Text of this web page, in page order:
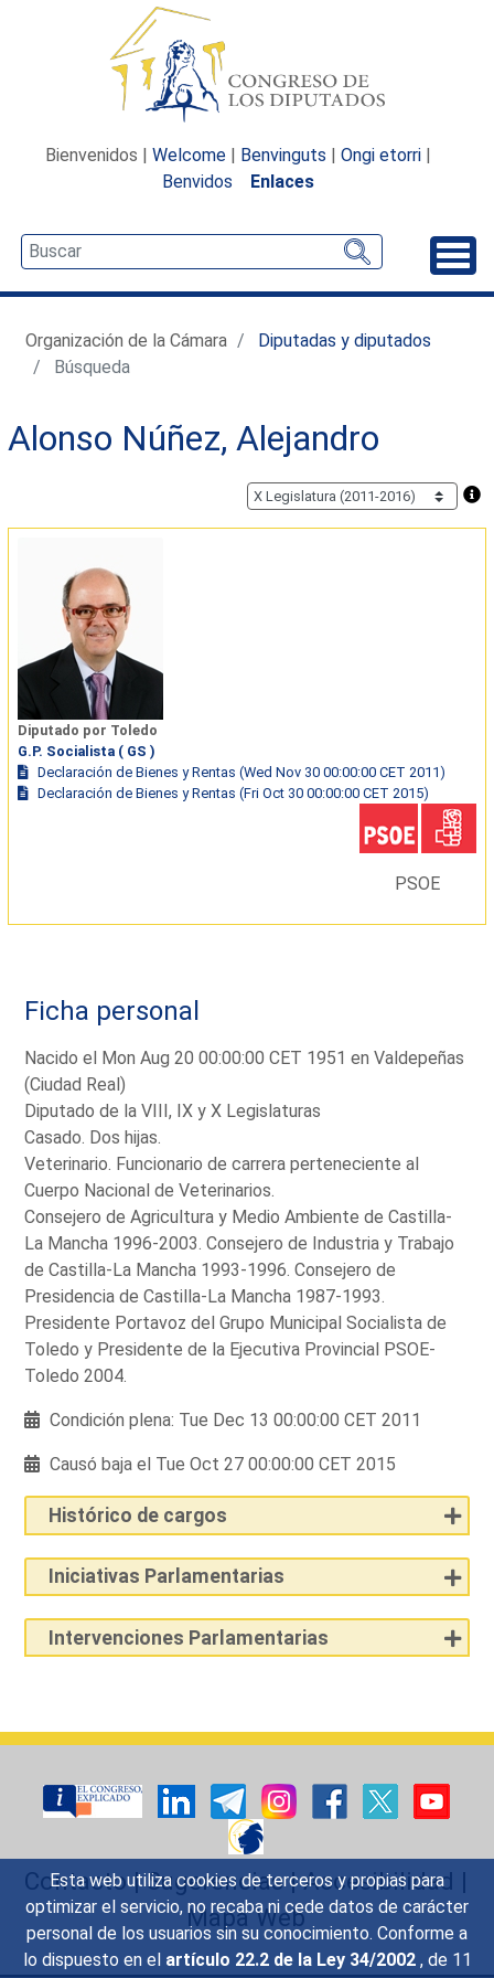
Esta web utiliza cookies de terceros y propias para
optimizar el servicio, no recaba ni cede datos de carácter
personal de los usuarios sin su conocimiento. Conforme a
lo dispuesto en el artículo 22.2 de la Ley 34/2002 , de 11
Bienvenidos | Welcome | Benvinguts | Ongi etorri |
Benvidos
Enlaces
Organización de la Cámara
Diputadas y diputados
Búsqueda
Alonso Núñez, Alejandro
Diputado por Toledo
G.P. Socialista ( GS )
Declaración de Bienes y Rentas (Wed Nov 30 00:00:00 CET 2011)
Declaración de Bienes y Rentas (Fri Oct 30 00:00:00 CET 2015)
PSOE
Ficha personal
Nacido el Mon Aug 20 00:00:00 CET 1951 en Valdepeñas
(Ciudad Real)
Diputado de la VIII, IX y X Legislaturas
Casado. Dos hijas.
Veterinario. Funcionario de carrera perteneciente al
Cuerpo Nacional de Veterinarios.
Consejero de Agricultura y Medio Ambiente de Castilla-
La Mancha 1996-2003. Consejero de Industria y Trabajo
de Castilla-La Mancha 1993-1996. Consejero de
Presidencia de Castilla-La Mancha 1987-1993.
Presidente Portavoz del Grupo Municipal Socialista de
Toledo y Presidente de la Ejecutiva Provincial PSOE-
Toledo 2004.
Condición plena: Tue Dec 13 00:00:00 CET 2011
Causó baja el Tue Oct 27 00:00:00 CET 2015
Histórico de cargos
Iniciativas Parlamentarias
Intervenciones Parlamentarias
Contacto|Sugerencias|Accesibilidad |
Mapa Web